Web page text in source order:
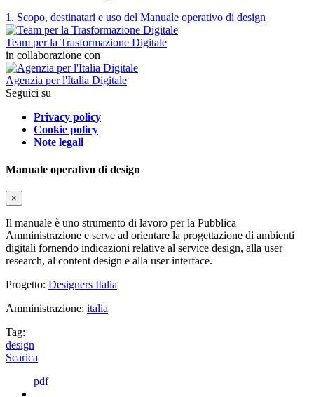
1. Scopo, destinatari e uso del Manuale operativo di design
Team per la Trasformazione Digitale
in collaborazione con
Agenzia per l'Italia Digitale
Seguici su
Privacy policy
Cookie policy
Note legali
Manuale operativo di design
×
Il manuale è uno strumento di lavoro per la Pubblica
Amministrazione e serve ad orientare la progettazione di ambienti
digitali fornendo indicazioni relative al service design, alla user
research, al content design e alla user interface.
Progetto: Designers Italia
Amministrazione: italia
Tag:
design
Scarica
pdf